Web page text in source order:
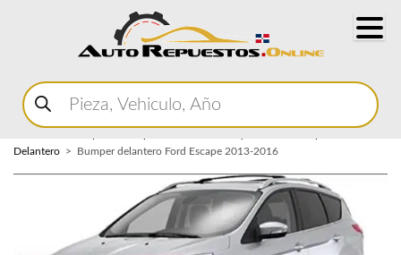
Buscar
productos
Delantero
Bumper delantero Ford Escape 2013-2016